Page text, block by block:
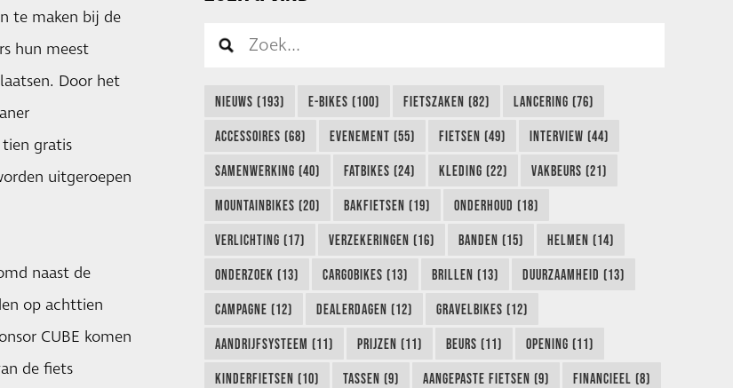
te maken bij de
hun meest
Door het
gratis
uitgeroepen
naast de
op achttien
CUBE komen
de fiets
NIEUWS (193) E-BIKES (100) FIETSZAKEN (82) LANCERING (76)
ACCESSOIRES (68) EVENEMENT (55) FIETSEN (49) INTERVIEW (44)
SAMENWERKING (40) FATBIKES (24) KLEDING (22) VAKBEURS (21)
MOUNTAINBIKES (20) BAKFIETSEN (19) ONDERHOUD (18)
VERLICHTING (17) VERZEKERINGEN (16) BANDEN (15) HELMEN (14)
ONDERZOEK (13) CARGOBIKES (13) BRILLEN (13) DUURZAAMHEID (13)
CAMPAGNE (12) DEALERDAGEN (12) GRAVELBIKES (12)
AANDRIJFSYSTEEM (11) PRIJZEN (11) BEURS (11) OPENING (11)
KINDERFIETSEN (10) TASSEN (9) AANGEPASTE FIETSEN (9) FINANCIEEL (8)